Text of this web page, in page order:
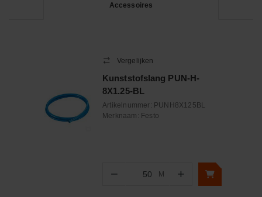
Accessoires
Vergelijken
Kunststofslang PUN-H-
8X1.25-BL
Artikelnummer: PUNH8X125BL
Merknaam: Festo
− Aantal
M +